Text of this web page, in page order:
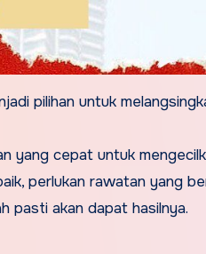
pilihan untuk
yang cepat untuk
perlukan rawatan yang
pasti akan dapat hasilnya.